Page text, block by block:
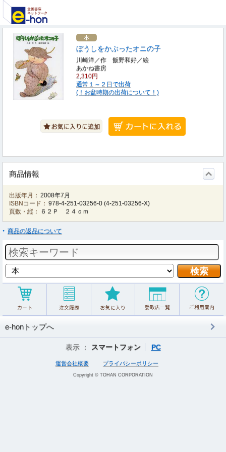
ぼうしをかぶったオニの子
川崎洋／作 飯野和好／絵
あかね書房
2,310円
通常１～２日で出荷
(！お盆時期の出荷について！)
商品情報
出版年月： 2008年7月
ISBNコード： 978-4-251-03256-0 (4-251-03256-X)
頁数・縦：
６２Ｐ ２４ｃｍ
商品の返品について
e-honトップへ
表示 ： スマートフォン PC
運営会社概要 プライバシーポリシー
Copyright © TOHAN CORPORATION